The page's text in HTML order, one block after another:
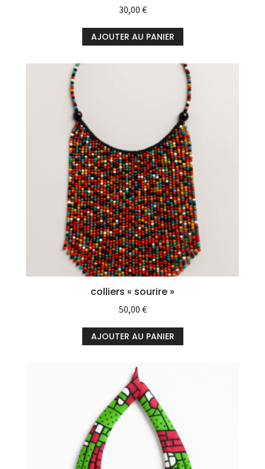
30,00 €
AJOUTER AU PANIER
colliers « sourire »
50,00 €
AJOUTER AU PANIER